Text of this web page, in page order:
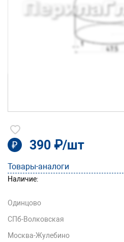
₽ 390 ₽/шт
Товары-аналоги
Наличие:
Одинцово
СПб-Волковская
Москва-Жулебино